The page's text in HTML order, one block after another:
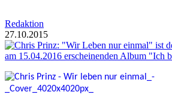
Redaktion
27.10.2015